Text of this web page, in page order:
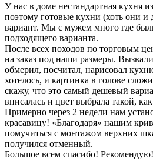
У нас в доме нестандартная кухня
поэтому готовые кухни (хоть они
вариант. Мы с мужем много где
подходящего варианта.
После всех походов по торговым
на заказ под наши размеры.
обмерил, посчитал, нарисовал
хотелось, и картинка в голове
скажу, что это самый дешевый
вписалась и цвет выбрала такой,
Примерно через 2 недели нам
красавицу! «Благодаря» нашим
помучиться с монтажом верхних
получился отменный.
Большое всем спасибо! Рекомендую!